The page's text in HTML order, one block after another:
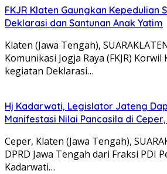
FKJR Klaten Gaungkan Kepedulian
Deklarasi dan Santunan Anak Yatim
Klaten (Jawa Tengah),
Komunikasi Jogja Raya (FKJR)
kegiatan Deklarasi…
Hj Kadarwati, Legislator Jateng
Manifestasi Nilai Pancasila di
Ceper, Klaten (Jawa Tengah),
DPRD Jawa Tengah dari Fraksi PDI
Kadarwati…